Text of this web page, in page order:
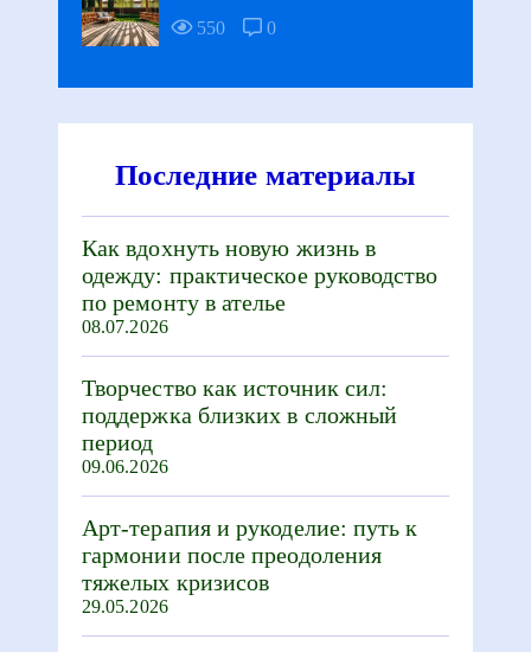
550
0
Последние материалы
Как вдохнуть новую жизнь в
одежду: практическое руководство
по ремонту в ателье
08.07.2026
Творчество как источник сил:
поддержка близких в сложный
период
09.06.2026
Арт-терапия и рукоделие: путь к
гармонии после преодоления
тяжелых кризисов
29.05.2026